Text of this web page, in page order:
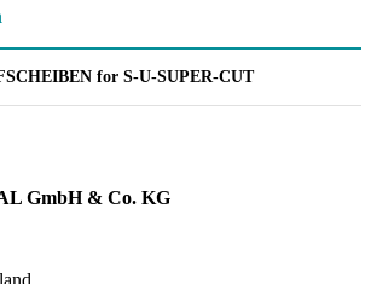
for S-U-SUPER-CUT
GmbH & Co. KG